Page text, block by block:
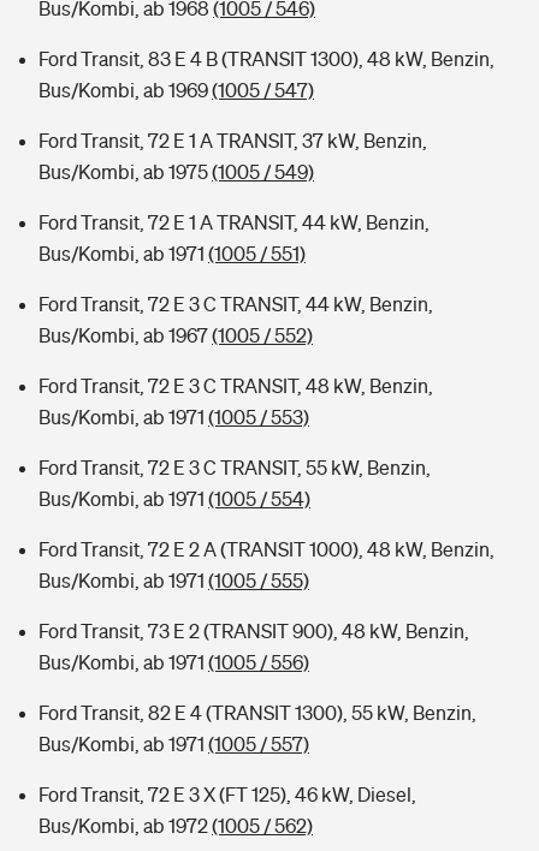
Bus/Kombi, ab 1968 (1005 / 546)
Ford Transit, 83 E 4 B (TRANSIT 1300), 48 kW, Benzin,
Bus/Kombi, ab 1969(1005 / 547)
Ford Transit, 72 E 1 A TRANSIT, 37 kW, Benzin,
Bus/Kombi, ab 1975(1005 / 549)
Ford Transit, 72 E 1 A TRANSIT, 44 kW, Benzin,
Bus/Kombi, ab 1971 (1005 / 551)
Ford Transit, 72 E 3 C TRANSIT, 44 kW, Benzin,
Bus/Kombi, ab 1967(1005 / 552)
Ford Transit, 72 E 3 C TRANSIT, 48 kW, Benzin,
Bus/Kombi, ab 1971 (1005 / 553)
Ford Transit, 72 E 3 C TRANSIT, 55 kW, Benzin,
Bus/Kombi, ab 1971 (1005 / 554)
Ford Transit, 72 E 2 A (TRANSIT 1000), 48 kW, Benzin,
Bus/Kombi, ab 1971 (1005 / 555)
Ford Transit, 73 E 2 (TRANSIT 900), 48 kW, Benzin,
Bus/Kombi, ab 1971 (1005 / 556)
Ford Transit, 82 E 4 (TRANSIT 1300), 55 kW, Benzin,
Bus/Kombi, ab 1971 (1005 / 557)
Ford Transit, 72 E 3 X (FT 125), 46 kW, Diesel,
Bus/Kombi, ab 1972(1005 / 562)